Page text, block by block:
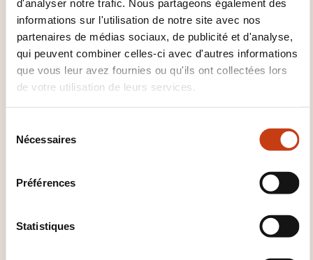
d'analyser notre trafic. Nous partageons également des
informations sur l'utilisation de notre site avec nos
partenaires de médias sociaux, de publicité et d'analyse,
qui peuvent combiner celles-ci avec d'autres informations
que vous leur avez fournies ou qu'ils ont collectées lors
de votre utilisation de leurs services.
Nécessaires
Préférences
Statistiques
d’un échafaudage de
pied
SUR DEMANDE
BTP conception organisation -
- Echafaudage
FR